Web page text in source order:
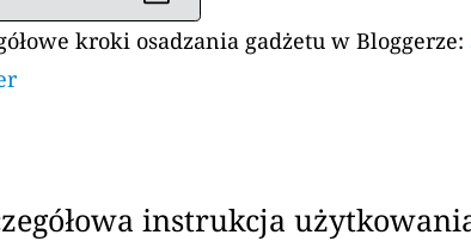
kroki osadzania gadżetu w Bloggerze:
instrukcja